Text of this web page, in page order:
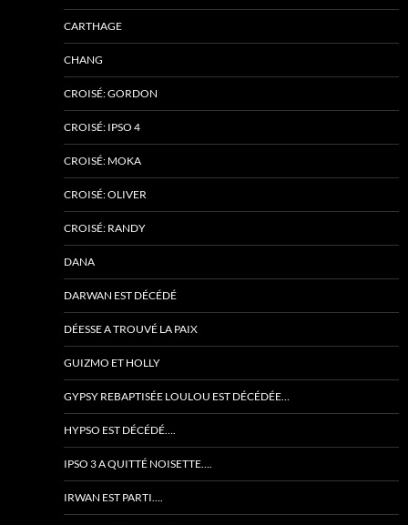
CARTHAGE
CHANG
CROISÉ: GORDON
CROISÉ: IPSO 4
CROISÉ: MOKA
CROISÉ: OLIVER
CROISÉ: RANDY
DANA
DARWAN EST DÉCÉDÉ
DÉESSE A TROUVÉ LA PAIX
GUIZMO ET HOLLY
GYPSY REBAPTISÉE LOULOU EST DÉCÉDÉE…
HYPSO EST DÉCÉDÉ….
IPSO 3 A QUITTÉ NOISETTE….
IRWAN EST PARTI….